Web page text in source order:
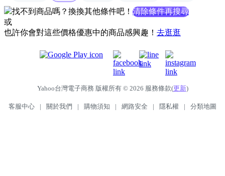
找不到商品嗎？換換其他條件吧！ 清除條件再搜尋
或
也許你會對這些價格優惠中的商品感興趣！ 去逛逛
Yahoo台灣電子商務 版權所有 © 2026 服務條款(更新)
客服中心 | 關於我們 | 購物須知 | 網路安全 | 隱私權 | 分類地圖